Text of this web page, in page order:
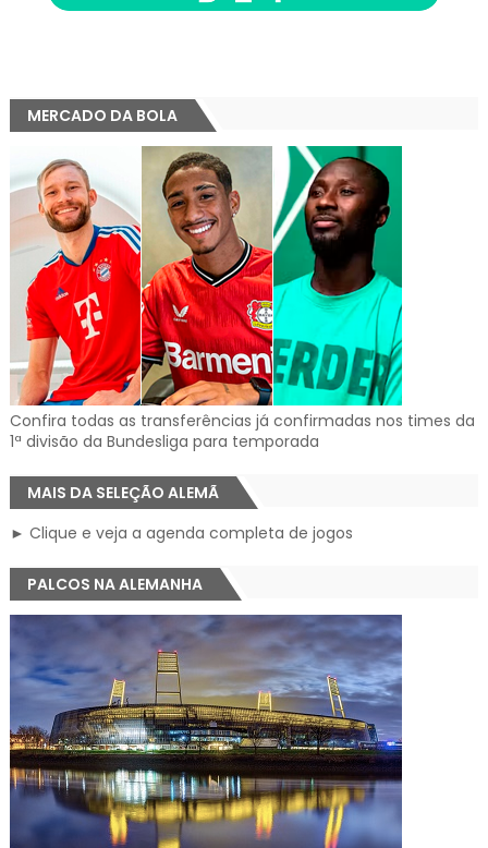
MERCADO DA BOLA
Confira todas as transferências já confirmadas nos times da
1ª divisão da Bundesliga para temporada
MAIS DA SELEÇÃO ALEMÃ
► Clique e veja a agenda completa de jogos
PALCOS NA ALEMANHA